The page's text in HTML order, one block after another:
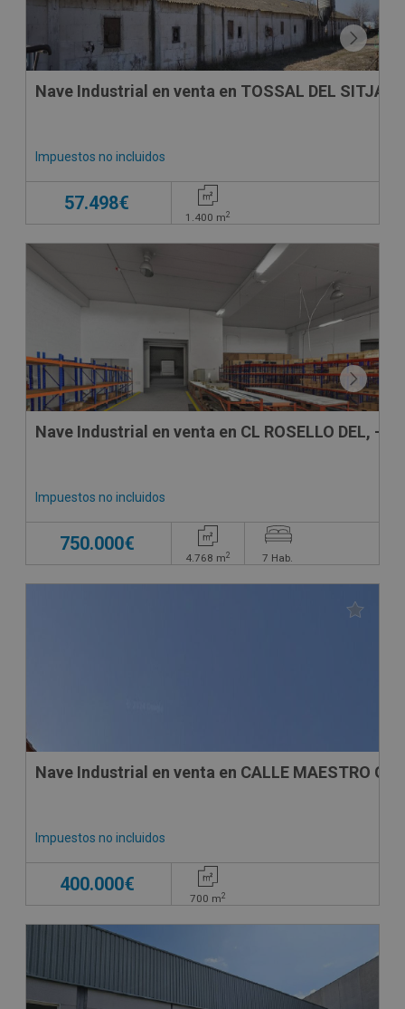
Nave Industrial en venta en TOSSAL DEL SITJA,
Impuestos no incluidos
57.498€
1.400 m2
Nave Industrial en venta en CL ROSELLO DEL, -
Impuestos no incluidos
750.000€
4.768 m2 7 Hab.
Nave Industrial en venta en CALLE MAESTRO
Impuestos no incluidos
400.000€
700 m2